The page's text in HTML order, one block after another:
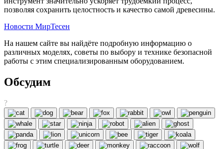
позволяя сохранить целостность и качество самой древесины.
Новости МирТесен
На нашем сайте вы найдёте подробную информацию о
различных моделях, советы по выбору и технике безопасной
работы с этим специализированным оборудованием.
Обсудим
?